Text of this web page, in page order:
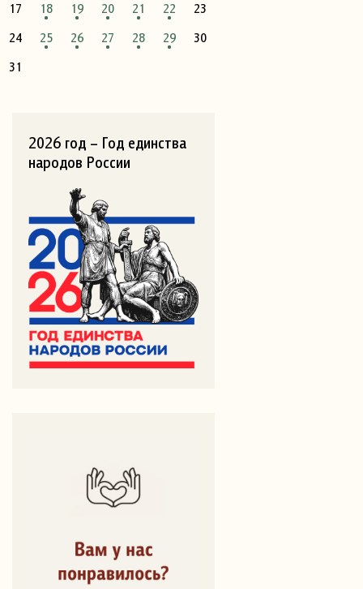
17
18 19 20 21 22
23
24
25 26 27 28 29
30
31
2026 год – Год единства
народов России